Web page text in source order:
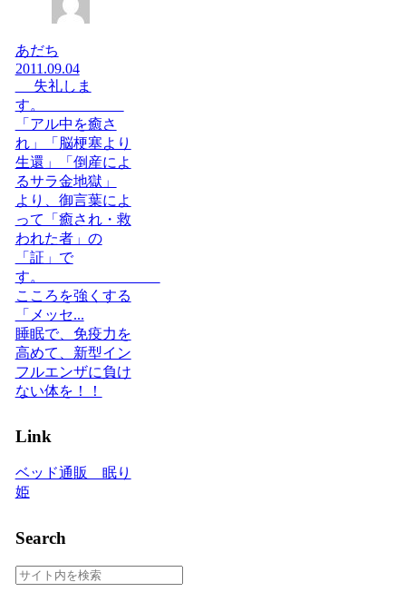
あだち
2011.09.04
失礼しま
す。
「アル中を癒さ
れ」「脳梗塞より
生還」「倒産によ
るサラ金地獄」
より、御言葉によ
って「癒され・救
われた者」の
「証」で
す。
こころを強くする
「メッセ...
睡眠で、免疫力を
高めて、新型イン
フルエンザに負け
ない体を！！
Link
ベッド通販 眠り
姫
Search